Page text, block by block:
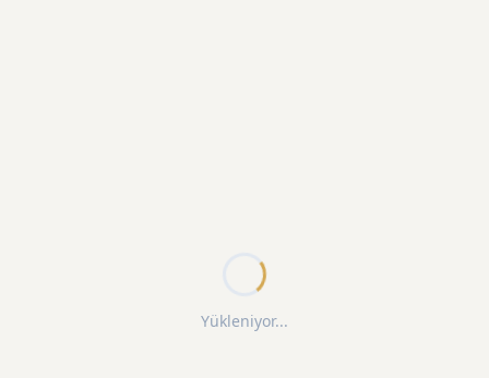
Yükleniyor...